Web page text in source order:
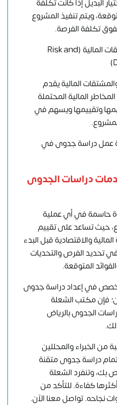
البديل إذا كانت تكلفة
ويتم تنفيذ المشروع
تكلفة الفرصة.
تحليل المخاطر والمشتقات المالية (Risk and
المالية يقدم
المالية المحتملة
وتقييمها ويسهم في
عمل دراسة جدوى في
دراسات الجدوى
حاسمة في أي عملية
حيث تساعد على تقييم
والاقتصادية قبل البدء
الفرص والتحديات
المتوقعة.
في إعداددراسة جدوى
؛ فإن مكتب الشعلة
الجدوى بالرياض
لك.
الخبراء والمحللين
دراسة جدوى متقنة
بك، وتنفرد الشعلة
كفاءة. للتأكد من
نجاحه.تواصل معنا الآن.